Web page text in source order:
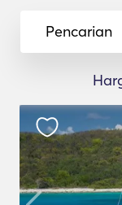
Pencarian